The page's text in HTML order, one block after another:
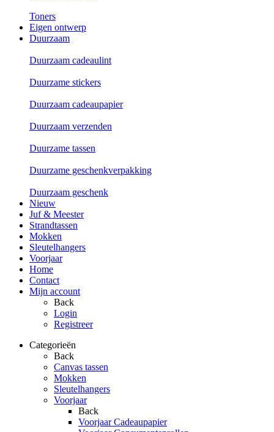
Toners
Eigen ontwerp
Duurzaam
Duurzaam cadeaulint
Duurzame stickers
Duurzaam cadeaupapier
Duurzaam verzenden
Duurzame tassen
Duurzame geschenkverpakking
Duurzaam geschenk
Nieuw
Juf & Meester
Strandtassen
Mokken
Sleutelhangers
Voorjaar
Home
Contact
Mijn account
Back
Login
Registreer
Categorieën
Back
Canvas tassen
Mokken
Sleutelhangers
Voorjaar
Back
Voorjaar Cadeaupapier